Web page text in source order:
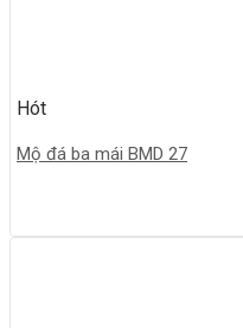
Hót
Mộ đá ba mái BMD 27